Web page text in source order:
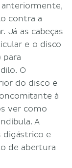
contra a
Já as cabeças
e o disco
para
O
do disco e
à
ver como
A
digástrico e
de abertura